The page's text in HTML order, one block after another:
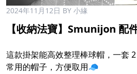
2024年11月12日 BY 小緣
【收納法寶】Smunijon 配
這款掛架能高效整理棒球帽，一套
常用的帽子，方便取用🧢